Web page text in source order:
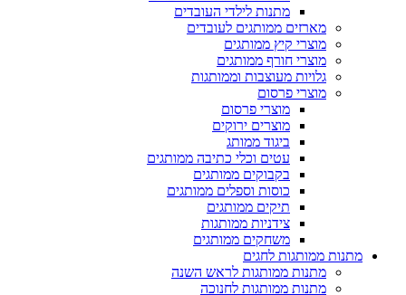
מתנות לילדי העובדים
מארזים ממותגים לעובדים
מוצרי קיץ ממותגים
מוצרי חורף ממותגים
גלויות מעוצבות וממותגות
מוצרי פרסום
מוצרי פרסום
מוצרים ירוקים
ביגוד ממותג
עטים וכלי כתיבה ממותגים
בקבוקים ממותגים
כוסות וספלים ממותגים
תיקים ממותגים
צידניות ממותגות
משחקים ממותגים
מתנות ממותגות לחגים
מתנות ממותגות לראש השנה
מתנות ממותגות לחנוכה